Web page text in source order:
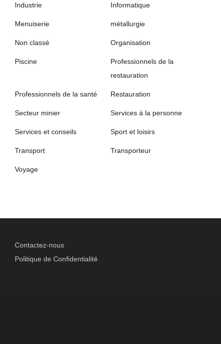
Industrie Informatique
Menuiserie métallurgie
Non classé Organisation
Piscine
Professionnels de la
restauration
Professionnels de la santé Restauration
Secteur minier Services à la personne
Services et conseils Sport et loisirs
Transport Transporteur
Voyage
Contactez-nous
Politique de Confidentialité